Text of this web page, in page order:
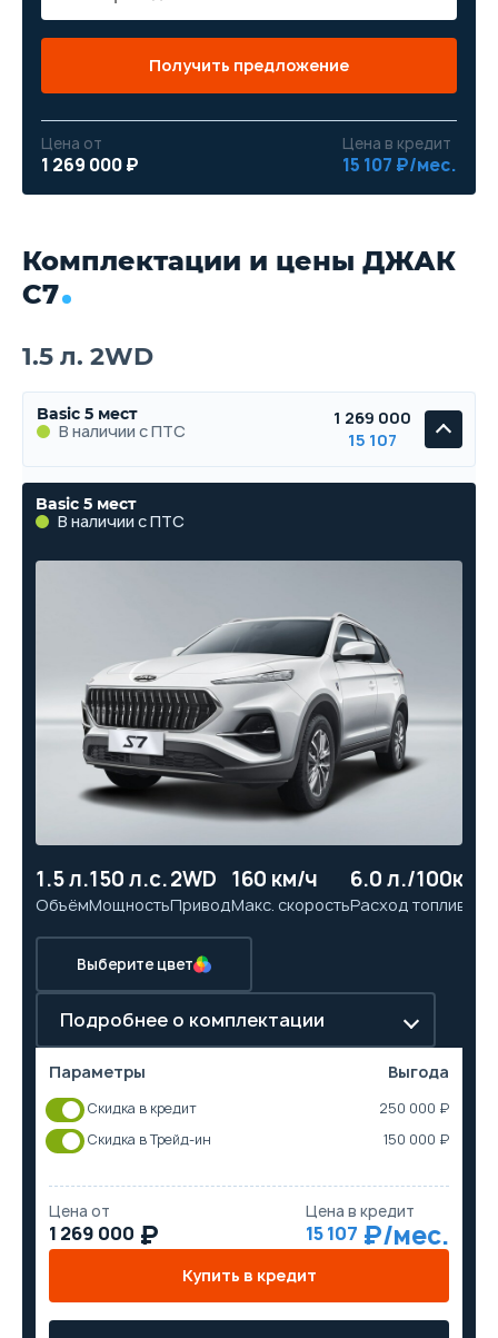
Получить предложение
Цена от
1 269 000 ₽
Цена в кредит
15 107 ₽/мес.
Комплектации и цены ДЖАК
С7
1.5 л. 2WD
Basic 5 мест
В наличии с ПТС
1 269 000
15 107
Basic 5 мест
В наличии с ПТС
1.5 л.
Объём
150 л.с.
Мощность
2WD
Привод
160 км/ч
Макс. скорость
6.0 л./100км
Расход топлива
Выберите цвет
Подробнее о комплектации
Параметры Выгода
Скидка в кредит
250 000 ₽
Скидка в Трейд-ин
150 000 ₽
Цена от
1 269 000
Цена в кредит
15 107
Купить в кредит